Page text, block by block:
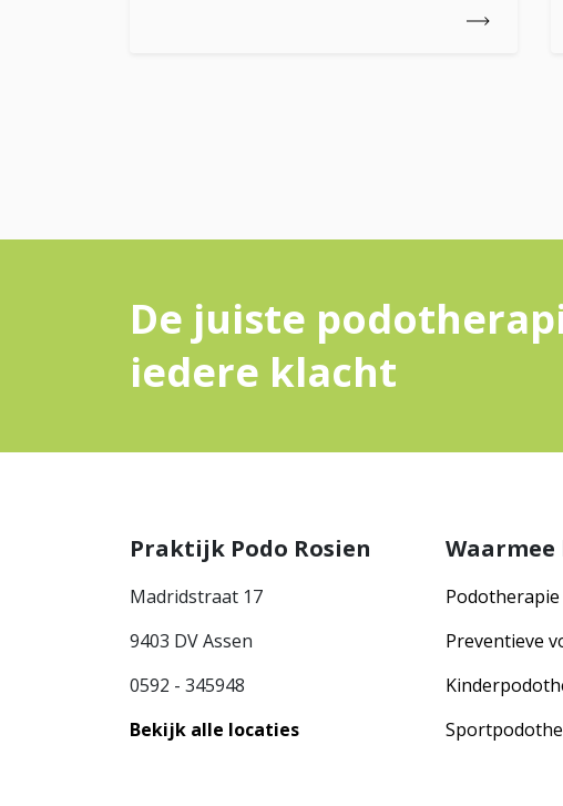
De juiste
iedere klacht
Praktijk Podo Rosien
Madridstraat 17
9403 DV Assen
0592 - 345948
Bekijk alle locaties
Podotherapie
Preventieve